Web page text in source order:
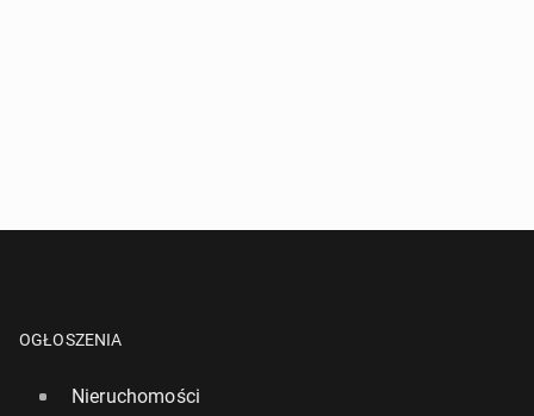
OGŁOSZENIA
Nieruchomości